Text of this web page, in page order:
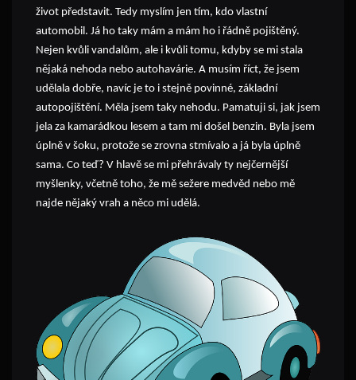
život představit. Tedy myslím jen tím, kdo vlastní
automobil. Já ho taky mám a mám ho i řádně pojištěný.
Nejen kvůli vandalům, ale i kvůli tomu, kdyby se mi stala
nějaká nehoda nebo autohavárie. A musím říct, že jsem
udělala dobře, navíc je to i stejně povinné, základní
autopojištění. Měla jsem taky nehodu. Pamatuji si, jak jsem
jela za kamarádkou lesem a tam mi došel benzin. Byla jsem
úplně v šoku, protože se zrovna stmívalo a já byla úplně
sama. Co teď? V hlavě se mi přehrávaly ty nejčernější
myšlenky, včetně toho, že mě sežere medvěd nebo mě
najde nějaký vrah a něco mi udělá.